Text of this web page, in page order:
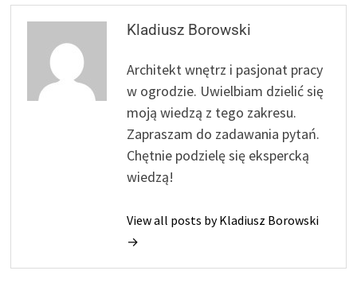
Kladiusz Borowski
Architekt wnętrz i pasjonat pracy
w ogrodzie. Uwielbiam dzielić się
moją wiedzą z tego zakresu.
Zapraszam do zadawania pytań.
Chętnie podzielę się ekspercką
wiedzą!
View all posts by Kladiusz Borowski
→